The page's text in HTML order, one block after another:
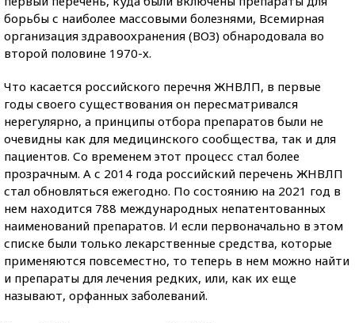
борьбы с наиболее массовыми болезнями, Всемирная
организация здравоохранения (ВОЗ) обнародовала во
второй половине 1970-х.
Что касается российского перечня ЖНВЛП, в первые
годы своего существования он пересматривался
нерегулярно, а принципы отбора препаратов были не
очевидны как для медицинского сообщества, так и для
пациентов. Со временем этот процесс стал более
прозрачным. А с 2014 года российский перечень ЖНВЛП
стал обновляться ежегодно. По состоянию на 2021 год в
нем находится 788 международных непатентованных
наименований препаратов. И если первоначально в этом
списке были только лекарственные средства, которые
применяются повсеместно, то теперь в нем можно найти
и препараты для лечения редких, или, как их еще
называют, орфанных заболеваний.